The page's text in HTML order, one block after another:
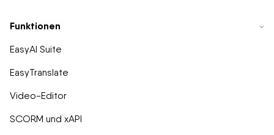
Funktionen
EasyAI Suite
EasyTranslate
Video-Editor
SCORM und xAPI